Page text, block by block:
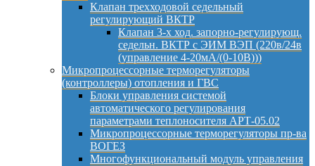
Клапан трехходовой седельный
регулирующий ВКТР
Клапан 3-х ход. запорно-регулирующ.
седельн. ВКТР с ЭИМ ВЭП (220в/24в
(управление 4-20мА/(0-10В)))
Микропроцессорные терморегуляторы
(контроллеры) отопления и ГВС
Блоки управления системой
автоматического регулирования
параметрами теплоносителя АРТ-05.02
Микропроцессорные терморегуляторы пр-ва
ВОГЕЗ
Многофункциональный модуль управления